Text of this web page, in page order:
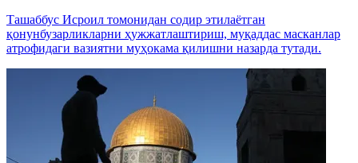
Ташаббус Исроил томонидан содир этилаётган
қонунбузарликларни ҳужжатлаштириш, муқаддас масканлар
атрофидаги вазиятни муҳокама қилишни назарда тутади.